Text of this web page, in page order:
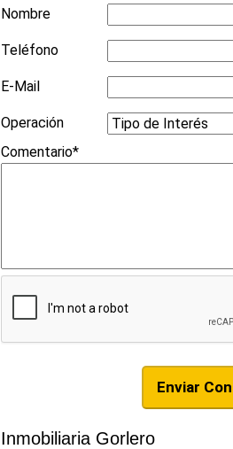
Nombre
Teléfono
E-Mail
Operación
Comentario*
Inmobiliaria Gorlero